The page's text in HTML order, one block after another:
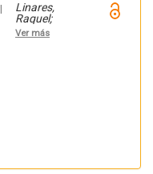
Linares,
Raquel;
Gutiérrez,
Ana;
Ver más